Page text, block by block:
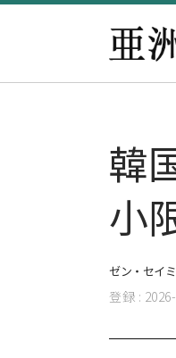
韓
小
ゼン・セイ
登録 :